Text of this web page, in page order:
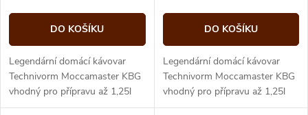
DO KOŠÍKU
Legendární domácí kávovar
Technivorm Moccamaster KBG
vhodný pro přípravu až 1,25l
dokonalé filtrované kávy
DO KOŠÍKU
Legendární domácí kávovar
Technivorm Moccamaster KBG
vhodný pro přípravu až 1,25l
dokonalé filtrované kávy